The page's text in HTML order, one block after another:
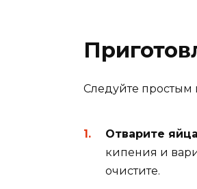
Следуйте простым
Отварите яйца
кипения и
очистите.